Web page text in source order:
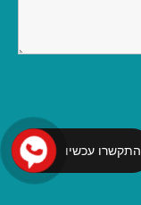
התקשרו עכשיו